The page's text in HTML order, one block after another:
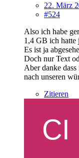
22. März
#524
Also ich habe
1,4 GB ich hatte
Es ist ja
Doch nur Text
Aber danke
nach unseren
Zitieren